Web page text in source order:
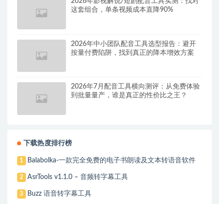
这套组合，单条视频成本直降90%
2026年中小团队配音工具选型报告：避开
按量付费陷阱，找到真正的降本增效方案
2026年7月配音工具横向测评：从免费体验
到批量量产，谁是真正的性价比之王？
下载热度排行榜
1 Balabolka-一款完全免费的电子书朗读及文本转语音软件
2 AsrTools v1.1.0 – 音频转字幕工具
3 Buzz 语音转字幕工具